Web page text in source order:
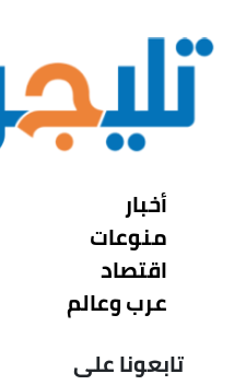
أخبار
منوعات
اقتصاد
عرب وعالم
تابعونا على